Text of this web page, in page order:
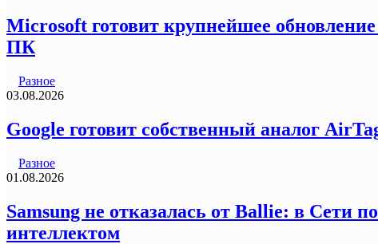
Microsoft готовит крупнейшее
ПК
Разное
03.08.2026
Google готовит собственный аналог
Разное
01.08.2026
Samsung не отказалась от Ballie: в Сети
интеллектом